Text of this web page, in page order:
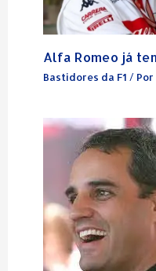
Alfa Romeo já
Bastidores da F1 / Por